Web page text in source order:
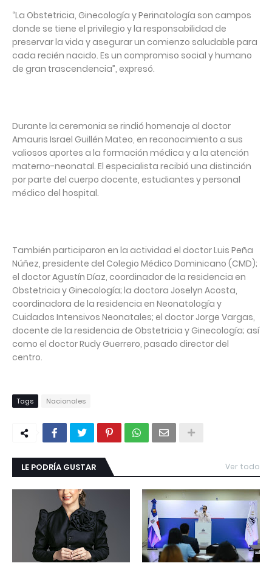
“La Obstetricia, Ginecología y Perinatología son campos
donde se tiene el privilegio y la responsabilidad de
preservar la vida y asegurar un comienzo saludable para
cada recién nacido. Es un compromiso social y humano
de gran trascendencia”, expresó.
Durante la ceremonia se rindió homenaje al doctor
Amauris Israel Guillén Mateo, en reconocimiento a sus
valiosos aportes a la formación médica y a la atención
materno-neonatal. El especialista recibió una distinción
por parte del cuerpo docente, estudiantes y personal
médico del hospital.
También participaron en la actividad el doctor Luis Peña
Núñez, presidente del Colegio Médico Dominicano (CMD);
el doctor Agustín Díaz, coordinador de la residencia en
Obstetricia y Ginecología; la doctora Joselyn Acosta,
coordinadora de la residencia en Neonatología y
Cuidados Intensivos Neonatales; el doctor Jorge Vargas,
docente de la residencia de Obstetricia y Ginecología; así
como el doctor Rudy Guerrero, pasado director del
centro.
Tags Nacionales
LE PODRÍA GUSTAR Ver todo